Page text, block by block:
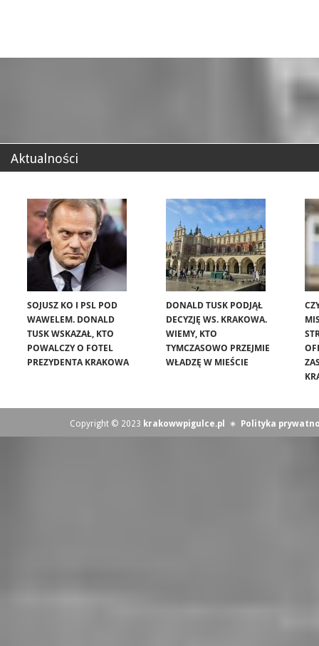
Aktualności
SOJUSZ KO I PSL POD
WAWELEM. DONALD
TUSK WSKAZAŁ, KTO
POWALCZY O FOTEL
PREZYDENTA KRAKOWA
DONALD TUSK PODJĄŁ
DECYZJĘ WS. KRAKOWA.
WIEMY, KTO
TYMCZASOWO PRZEJMIE
WŁADZĘ W MIEŚCIE
Copyright © 2023 krakowwpigulce.pl ∗ Polityka